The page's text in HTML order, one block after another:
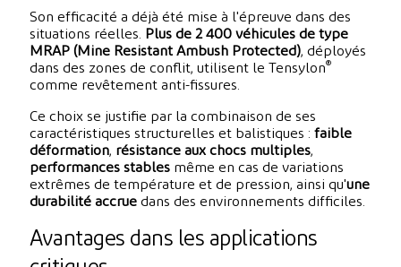
Son efficacité a déjà été mise à l'épreuve dans des
situations réelles. Plus de 2 400 véhicules de type
MRAP (Mine Resistant Ambush Protected), déployés
dans des zones de conflit, utilisent le Tensylon®
comme revêtement anti-fissures.
Ce choix se justifie par la combinaison de ses
caractéristiques structurelles et balistiques : faible
déformation, résistance aux chocs multiples,
performances stables même en cas de variations
extrêmes de température et de pression, ainsi qu'une
durabilité accrue dans des environnements difficiles.
Avantages dans les applications